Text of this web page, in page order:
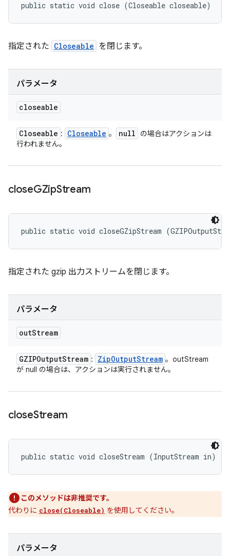
public static void close (Closeable closeable)
指定された Closeable を閉じます。
パラメータ
closeable
Closeable : Closeable 。 null
の場合はアクションは
行われません。
closeGZipStream
public static void closeGZipStream
指定された gzip 出力ストリームを閉じます。
パラメータ
outStream
GZIPOutputStream : ZipOutputStream 。outStream
が null の場合は、アクションは実行されません。
closeStream
public static void closeStream (InputStream in)
このメソッドは非推奨です。
代わりに close(Closeable) を使用してください。
パラメータ